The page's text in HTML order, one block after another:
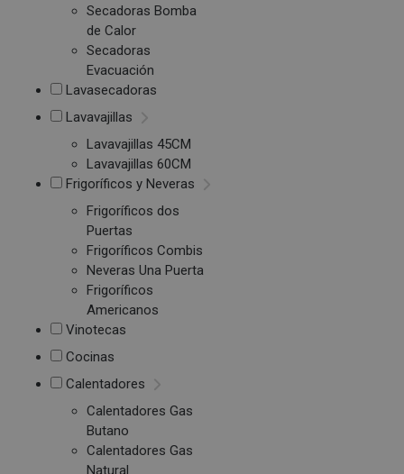
Secadoras Bomba
de Calor
Secadoras
Evacuación
Lavasecadoras
Lavavajillas
Lavavajillas 45CM
Lavavajillas 60CM
Frigoríficos y Neveras
Frigoríficos dos
Puertas
Frigoríficos Combis
Neveras Una Puerta
Frigoríficos
Americanos
Vinotecas
Cocinas
Calentadores
Calentadores Gas
Butano
Calentadores Gas
Natural